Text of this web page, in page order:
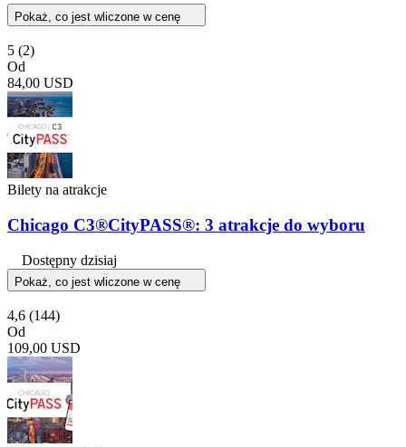
Pokaż, co jest wliczone w cenę
5 (2)
Od
84,00 USD
Bilety na atrakcje
Chicago C3®CityPASS®: 3 atrakcje do wyboru
Dostępny dzisiaj
Pokaż, co jest wliczone w cenę
4,6 (144)
Od
109,00 USD